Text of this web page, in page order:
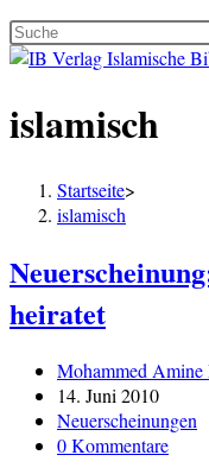
islamisch
Startseite>
islamisch
heiratet
Beitrags-
Autor:
Mohammed Amine
Beitrag
veröffentlicht:
14. Juni 2010
Beitrags-
Kategorie:
Neuerscheinungen
Beitrags-
0 Kommentare